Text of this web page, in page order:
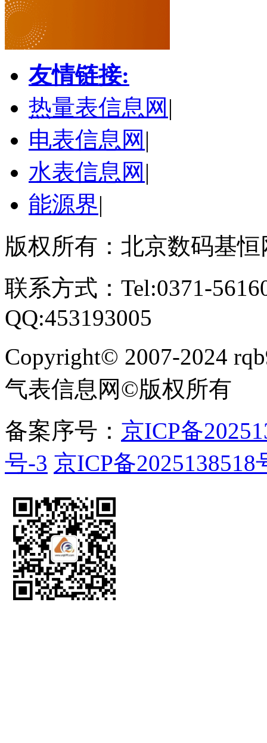
友情链接:
热量表信息网 |
电表信息网 |
水表信息网 |
能源界|
版权所有：北京数码基
联系方式：Tel:0371-
QQ:453193005
Copyright© 2007-2024
气表信息网©版权所有
备案序号： 京ICP备
号-3 京ICP备2025138518